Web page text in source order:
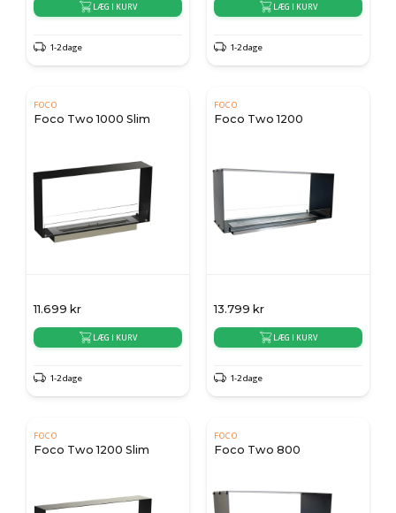
LÆG I KURV
1-2 dage
LÆG I KURV
1-2 dage
FOCO
Foco Two 1000 Slim
11.699 kr
LÆG I KURV
1-2 dage
FOCO
Foco Two 1200
13.799 kr
LÆG I KURV
1-2 dage
FOCO
Foco Two 1200 Slim
FOCO
Foco Two 800